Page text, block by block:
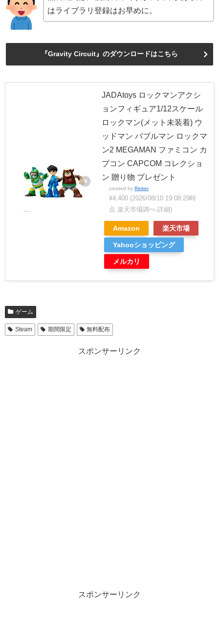
はライブラリ登録はお早めに。
『Gravity Circuit』のダウンロードはこちら
JADAtoys ロックマンアクシ
ョンフィギュア1/12スケール
ロックマン(メット未装着) ウ
ッドマン バブルマン ロックマ
ン2 MEGAMAN ファミコン カ
プコン CAPCOM コレクショ
ン 贈り物 プレゼント
created by Rinker
¥4,400 (2026/08/10 19:08:29時
点 楽天市場調べ-詳細)
Amazon 楽天市場
Yahooショッピング
メルカリ
ゲーム
Steam 期間限定 無料配布
スポンサーリンク
スポンサーリンク